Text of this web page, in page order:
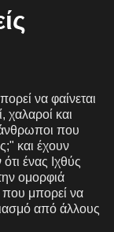
να φαίνεται
χαλαροί και
άνθρωποι που
και έχουν
ένας Ιχθύς
ομορφιά
που μπορεί να
από άλλους